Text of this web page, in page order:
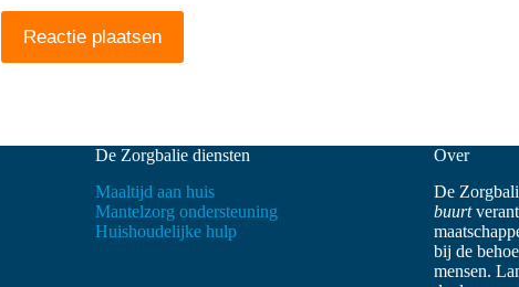
Reactie plaatsen
De Zorgbalie diensten
Maaltijd aan huis
Mantelzorg ondersteuning
Huishoudelijke hulp
Over
De
buurt
bij de
mensen.